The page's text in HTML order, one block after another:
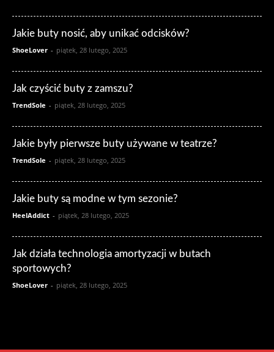
Jakie buty nosić, aby unikać odcisków?
ShoeLover - piątek, 28 lutego, 2025
Jak czyścić buty z zamszu?
TrendSole - piątek, 28 lutego, 2025
Jakie były pierwsze buty używane w teatrze?
TrendSole - piątek, 28 lutego, 2025
Jakie buty są modne w tym sezonie?
HeelAddict - piątek, 28 lutego, 2025
Jak działa technologia amortyzacji w butach
sportowych?
ShoeLover - piątek, 28 lutego, 2025